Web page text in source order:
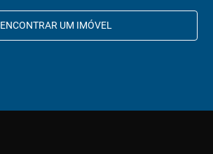
ENCONTRAR UM IMÓVEL